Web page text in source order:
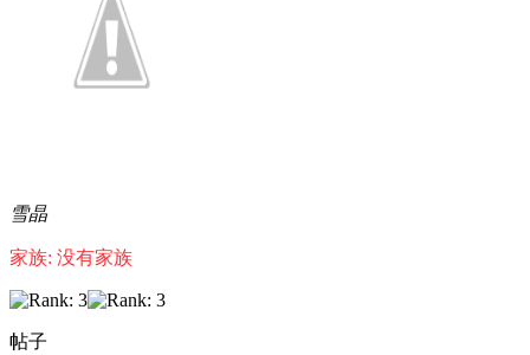
雪晶
家族: 没有家族
帖子